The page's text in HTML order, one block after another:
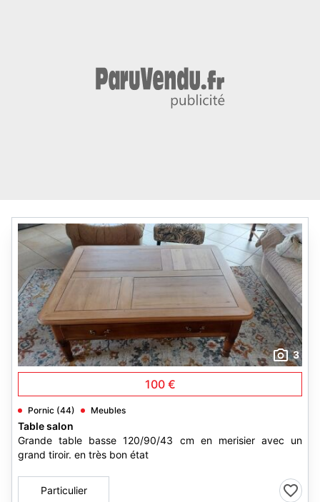
3
100 €
Pornic (44) Meubles
Table salon
Grande table basse 120/90/43 cm en merisier avec un
grand tiroir. en très bon état
Particulier